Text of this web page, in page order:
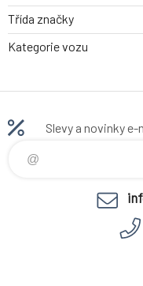
Třída značky
Kategorie vozu
Slevy a novinky e-